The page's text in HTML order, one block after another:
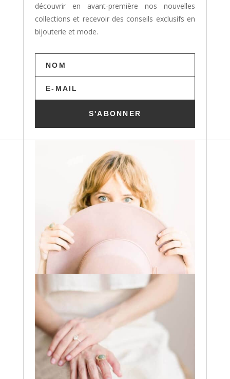
découvrir en avant-première nos nouvelles
collections et recevoir des conseils exclusifs en
bijouterie et mode.
S'ABONNER